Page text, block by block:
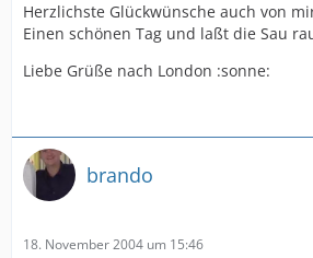
Herzlichste Glückwünsche auch von
Einen schönen Tag und laßt die Sau
Liebe Grüße nach London :sonne:
brando
18. November 2004 um 15:46